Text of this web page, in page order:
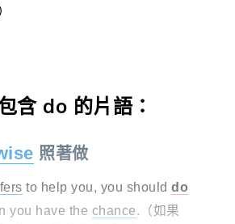
含 do 的片語：
照著做
to help you, you should do
you have the chance.（如果